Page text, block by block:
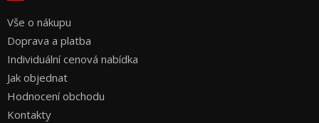
Vše o nákupu
Doprava a platba
Individuální cenová nabídka
Jak objednat
Hodnocení obchodu
Kontakty